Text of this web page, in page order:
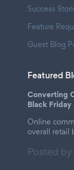
Success
Feature
Guest Blog
Featured
Converting
Black
Online
overall retail
Posted